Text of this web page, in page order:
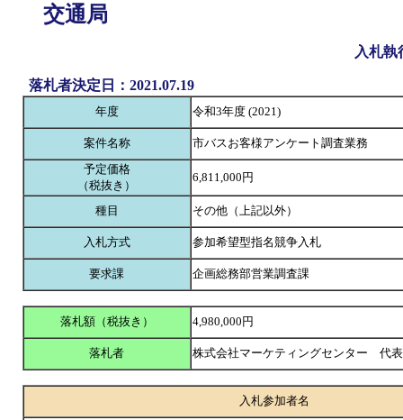
交通局
入札執
落札者決定日：2021.07.19
年度 令和3年度 (2021)
案件名称
市バスお客様アンケート調査業務
予定価格
（税抜き）
6,811,000円
種目 その他（上記以外）
入札方式 参加希望型指名競争入札
要求課 企画総務部営業調査課
落札額（税抜き） 4,980,000円
落札者 株式会社マーケティングセンター 代
入札参加者名